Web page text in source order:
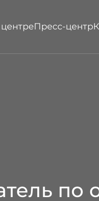
Пресс-центр
по